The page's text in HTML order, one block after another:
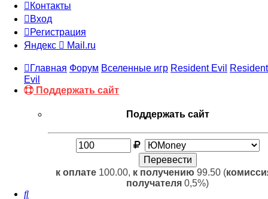
Контакты
Вход
Регистрация
Яндекс
Mail.ru
Главная Форум Вселенные игр Resident Evil
Resident
Evil
Поддержать сайт
Поддержать сайт
к оплате100.00, к получению 99.50 (
получателя 0,5%)
Поиск